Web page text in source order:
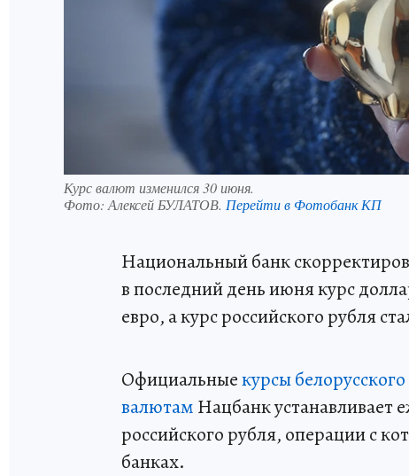
Курс валют изменился 30 июня.
Фото: Алексей БУЛАТОВ. Перейти в Фотобанк КП
Национальный банк
в последний день июня курс
евро, а курс российского рубля
Официальныекурсы
валютам Нацбанк устанавливает
российского рубля, операции с
банках.